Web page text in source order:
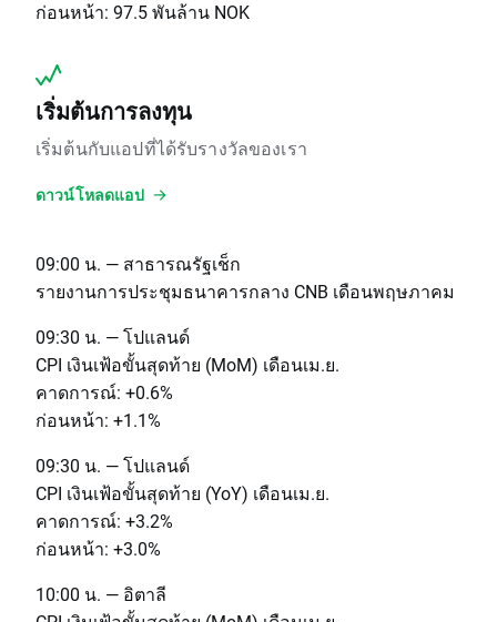
ก่อนหน้า: 97.5 พันล้าน NOK
เริ่มต้นการลงทุน
เริ่มต้นกับแอปที่ได้รับรางวัลของเรา
ดาวน์โหลดแอป
09:00 น. — สาธารณรัฐเช็ก
รายงานการประชุมธนาคารกลาง CNB เดือนพฤษภาคม
09:30 น. — โปแลนด์
CPI เงินเฟ้อขั้นสุดท้าย (MoM) เดือนเม.ย.
คาดการณ์: +0.6%
ก่อนหน้า: +1.1%
09:30 น. — โปแลนด์
CPI เงินเฟ้อขั้นสุดท้าย (YoY) เดือนเม.ย.
คาดการณ์: +3.2%
ก่อนหน้า: +3.0%
10:00 น. — อิตาลี